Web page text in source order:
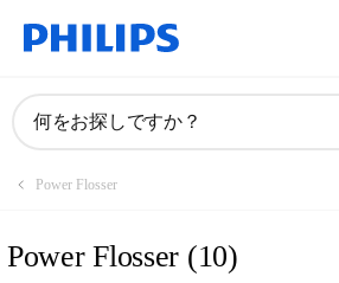
何をお探しですか？
Power Flosser
Power Flosser (10)